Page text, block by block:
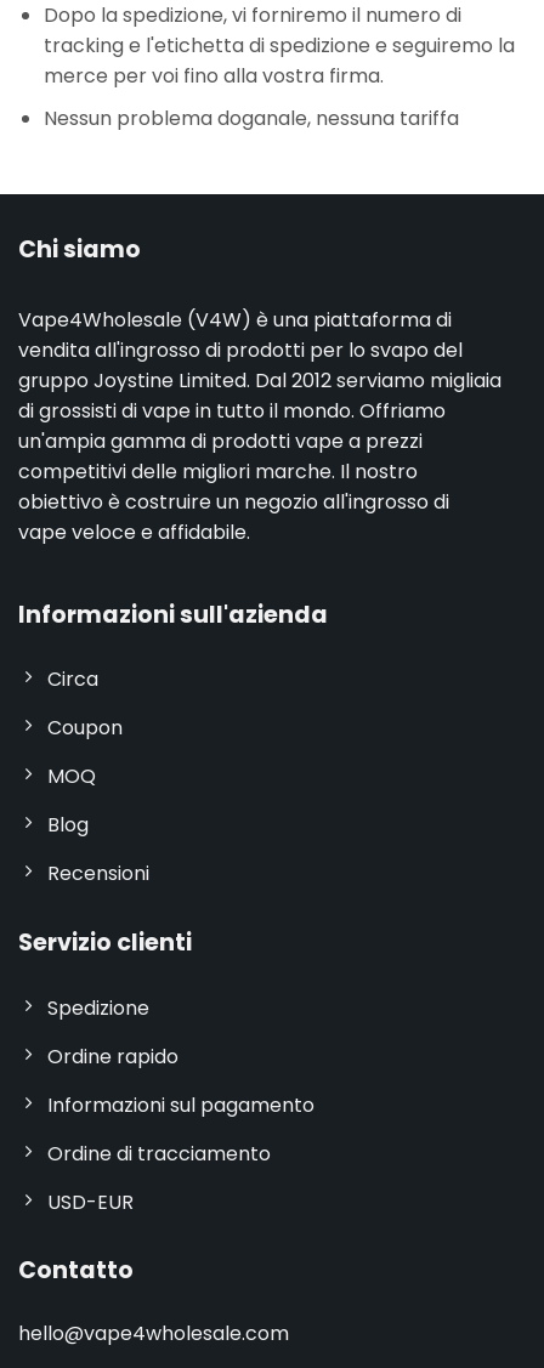
Dopo la spedizione, vi forniremo il numero di
tracking e l'etichetta di spedizione e seguiremo la
merce per voi fino alla vostra firma.
Nessun problema doganale, nessuna tariffa
Chi siamo
Vape4Wholesale (V4W) è una piattaforma di
vendita all'ingrosso di prodotti per lo svapo del
gruppo Joystine Limited. Dal 2012 serviamo migliaia
di grossisti di vape in tutto il mondo. Offriamo
un'ampia gamma di prodotti vape a prezzi
competitivi delle migliori marche. Il nostro
obiettivo è costruire un negozio all'ingrosso di
vape veloce e affidabile.
Informazioni sull'azienda
Circa
Coupon
MOQ
Blog
Recensioni
Servizio clienti
Spedizione
Ordine rapido
Informazioni sul pagamento
Ordine di tracciamento
USD-EUR
Contatto
hello@vape4wholesale.com